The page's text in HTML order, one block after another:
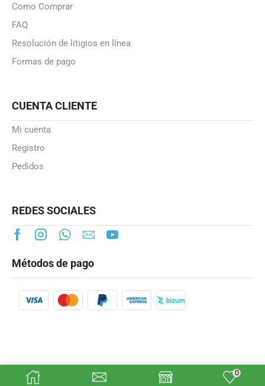
0
Como Comprar
FAQ
Resolución de litigios en línea
Formas de pago
CUENTA CLIENTE
Mi cuenta
Registro
Pedidos
REDES SOCIALES
Métodos de pago